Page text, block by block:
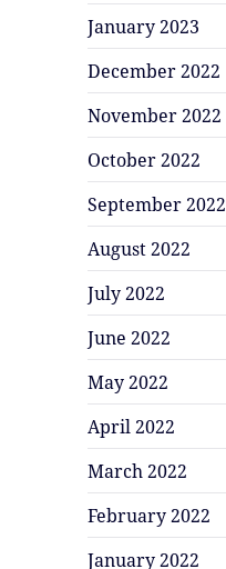
January 2023
December 2022
November 2022
October 2022
September 2022
August 2022
July 2022
June 2022
May 2022
April 2022
March 2022
February 2022
January 2022